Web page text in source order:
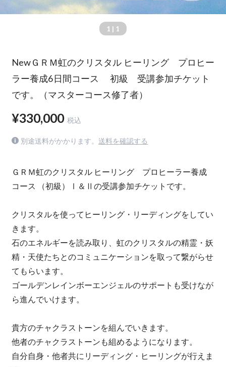
1 | 1
NewＧＲＭ虹のクリスタル ヒーリング プロヒー
ラー養成6日間コース 初級 受講参加チケット
です。（マスターコース修了者）
¥330,000 税込
別途送料がかかります。 送料を確認する
ＧＲＭ虹のクリスタル ヒーリング プロヒーラー養成
コース （初級）Ⅰ＆Ⅱの受講参加チケットです。
クリスタルを使ってヒーリング・リーディングをしてい
きます。
石のエネルギーを読み取り、虹のクリスタルの精霊・妖
精・天使たちとのコミュニケーションを取って繋がらせ
てもらいます。
ゴールデンレインボーエンジェルのサポートも受けなが
ら進んでいけます。
貴方のチャクラストーンを組んでいきます。
他者のチャクラストーンも組めるようになります。
自分自身・他者共にリーディング・ヒーリングが行えま